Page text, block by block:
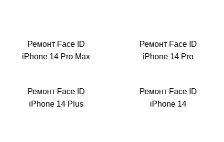
Ремонт Face ID
iPhone 14 Pro Max
Ремонт Face ID
iPhone 14 Pro
Ремонт Face ID
iPhone 14 Plus
Ремонт Face ID
iPhone 14